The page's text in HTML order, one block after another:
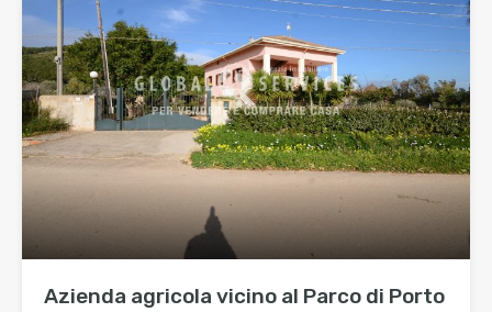
Azienda agricola vicino al Parco di Porto